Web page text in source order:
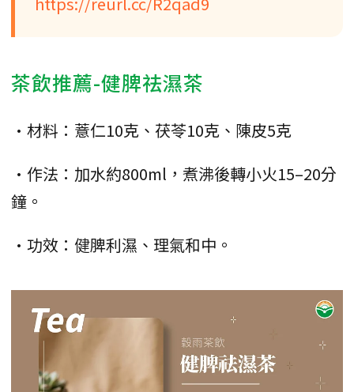
茶飲推薦-健脾祛濕茶
•材料：薏仁10克、茯苓10克、陳皮5克
•作法：加水約800ml，煮沸後轉小火15–20分
鐘。
•功效：健脾利濕、理氣和中。